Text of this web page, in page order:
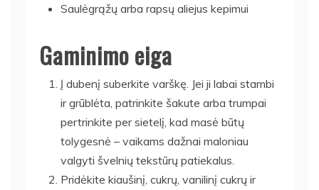
Saulėgrąžų arba rapsų aliejus kepimui
Gaminimo eiga
Į dubenį suberkite varškę. Jei ji labai stambi
ir grūblėta, patrinkite šakute arba trumpai
pertrinkite per sietelį, kad masė būtų
tolygesnė – vaikams dažnai maloniau
valgyti švelnių tekstūrų patiekalus.
Pridėkite kiaušinį, cukrų, vanilinį cukrų ir